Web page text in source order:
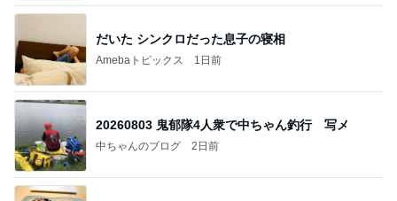
だいた シンクロだった息子の寝相
Amebaトピックス 1日前
20260803 鬼郁隊4人衆で中ちゃん釣行 写メ
中ちゃんのブログ 2日前